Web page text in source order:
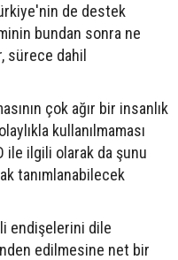
de destek
bundan sonra ne
sürece dahil
çok ağır bir insanlık
kullanılmaması
ile ilgili olarak da şunu
tanımlanabilecek
endişelerini dile
edilmesine net bir